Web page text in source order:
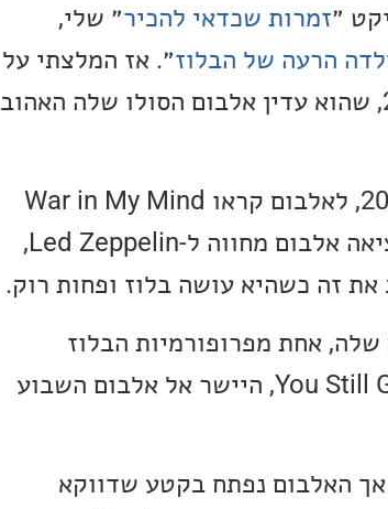
זמרות שכדאי להכיר״ שלי,
הרעה של הבלוז״. אז המלצתי על
אלבומה Bang Bang Boom Boom משנת 2012, שהוא עדין אלבום הסולו שלה האהוב
אלבום הסולו המקורי האחרון שלה יצא בשנת 2019, לאלבום קראו War in My Mind
וגם הוא היה אלבום מעולה. בשנת 2022, היא הוציאה אלבום מחווה ל-Led Zeppelin,
זה כשהיא עושה בלוז ופחות רוק.
אחת מפרופורמיות הבלוז
הטובות בעולם חוזרת עכשיו עם האלבום You Still Got Me, היישר אל אלבום השבוע
אך האלבום נפתח בקטע שדווקא